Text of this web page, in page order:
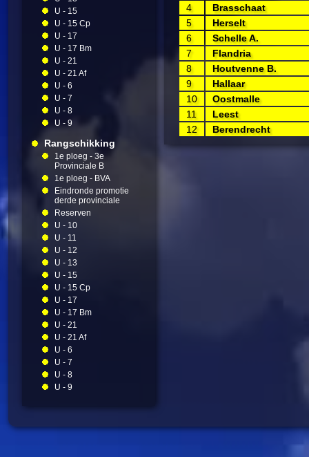
U - 15
U - 15 Cp
U - 17
U - 17 Bm
U - 21
U - 21 Af
U - 6
U - 7
U - 8
U - 9
Rangschikking
1e ploeg - 3e
Provinciale B
1e ploeg - BVA
Eindronde promotie
derde provinciale
Reserven
U - 10
U - 11
U - 12
U - 13
U - 15
U - 15 Cp
U - 17
U - 17 Bm
U - 21
U - 21 Af
U - 6
U - 7
U - 8
U - 9
4
Brasschaat
5
Herselt
6
Schelle A.
7
Flandria
8
Houtvenne B.
9
Hallaar
10
Oostmalle
11
Leest
12
Berendrecht